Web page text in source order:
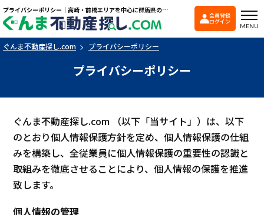
プライバシーポリシー｜高崎・前橋エリアを中心に群馬県の戸建て・マンションを探すなら「ぐんま不動産探し.com」
ぐんま不動産探し
会員登録
ログイン
MENU
ぐんま不動産探し.com プライバシーポリシー
プライバシーポリシー
ぐんま不動産探し.com （以下「当サイト」）は、以下
のとおり個人情報保護方針を定め、個人情報保護の仕組
みを構築し、全従業員に個人情報保護の重要性の認識と
取組みを徹底させることにより、個人情報の保護を推進
致します。
個人情報の管理